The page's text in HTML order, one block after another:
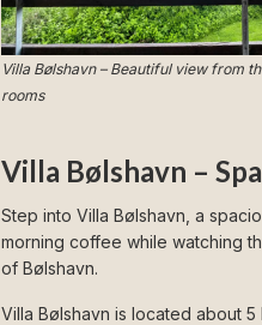
Villa Bølshavn – Beautiful view from
rooms
Villa Bølshavn –
Step into Villa Bølshavn, a
morning coffee while watching
of Bølshavn.
Villa Bølshavn is located about